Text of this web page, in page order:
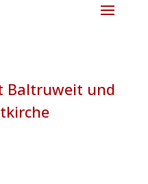
Baltruweit und